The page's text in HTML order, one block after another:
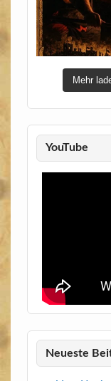
Mehr
YouTube
Neueste